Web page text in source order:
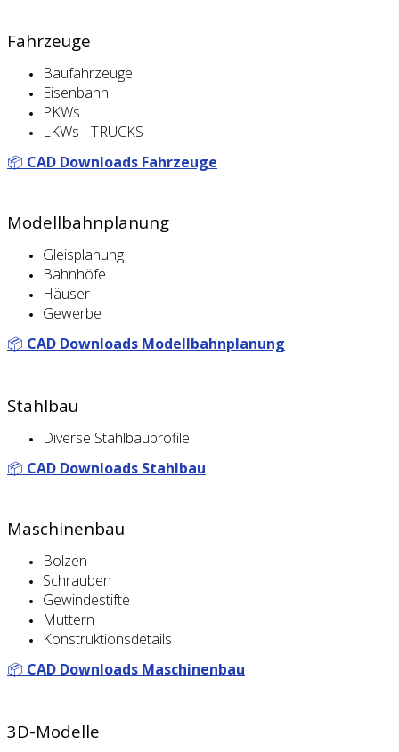
Fahrzeuge
Baufahrzeuge
Eisenbahn
PKWs
LKWs - TRUCKS
📦 CAD Downloads Fahrzeuge
Modellbahnplanung
Gleisplanung
Bahnhöfe
Häuser
Gewerbe
📦 CAD Downloads Modellbahnplanung
Stahlbau
Diverse Stahlbauprofile
📦 CAD Downloads Stahlbau
Maschinenbau
Bolzen
Schrauben
Gewindestifte
Muttern
Konstruktionsdetails
📦 CAD Downloads Maschinenbau
3D-Modelle